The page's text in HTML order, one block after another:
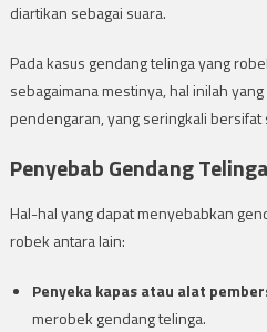
diartikan sebagai suara.
Pada kasus gendang telinga yang
sebagaimana mestinya, hal inilah
pendengaran, yang seringkali bersifat
Penyebab Gendang
Hal-hal yang dapat menyebabkan
robek antara lain:
Penyeka kapas atau alat
merobek gendang telinga.